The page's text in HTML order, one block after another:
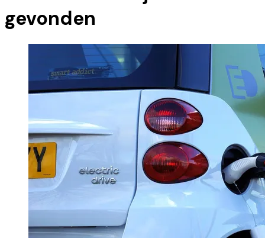
gevonden